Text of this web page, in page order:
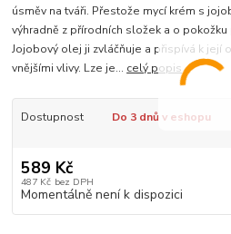
úsměv na tváři. Přestože mycí krém s
výhradně z přírodních složek a o
Jojobový olej ji zvláčňuje a přispívá k její
vnějšími vlivy. Lze je... celý popis
Dostupnost Do 3 dnů v eshopu
589 Kč
487 Kč bez DPH
Momentálně není k dispozici